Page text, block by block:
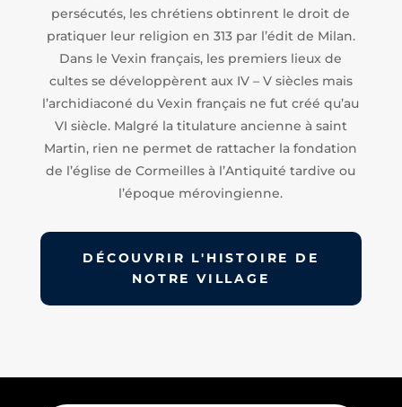
persécutés, les chrétiens obtinrent le droit de
pratiquer leur religion en 313 par l’édit de Milan.
Dans le Vexin français, les premiers lieux de
cultes se développèrent aux IV – V siècles mais
l’archidiaconé du Vexin français ne fut créé qu’au
VI siècle. Malgré la titulature ancienne à saint
Martin, rien ne permet de rattacher la fondation
de l’église de Cormeilles à l’Antiquité tardive ou
l’époque mérovingienne.
DÉCOUVRIR L'HISTOIRE DE
NOTRE VILLAGE